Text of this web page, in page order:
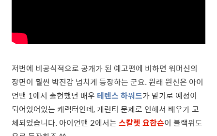
저번에 비공식적으로 공개가 된 예고편에 비하면 워머신의
장면이 훨씬 박진감 넘치게 등장하는 군요. 원래 원신은 아이
언맨 1에서 출현했던 배우 테렌스 하워드가 맡기로 예정이
되어있어있는 캐랙터인데, 게런티 문제로 인해서 배우가 교
체되었습니다. 아이언맨 2에서는 스칼렛 요한슨이 블랙위도